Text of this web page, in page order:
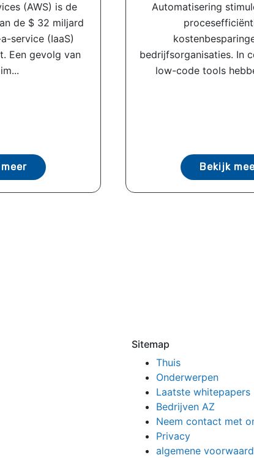
(AWS) is de
de $ 32 miljard
service (IaaS)
Een gevolg van
Automatisering
bedrijfsorganisaties. In
low-code tools
Bekijk
Sitemap
Thuis
Onderwerpen
Laatste whitepapers
Bedrijven AZ
Neem contact met
Privacy
algemene